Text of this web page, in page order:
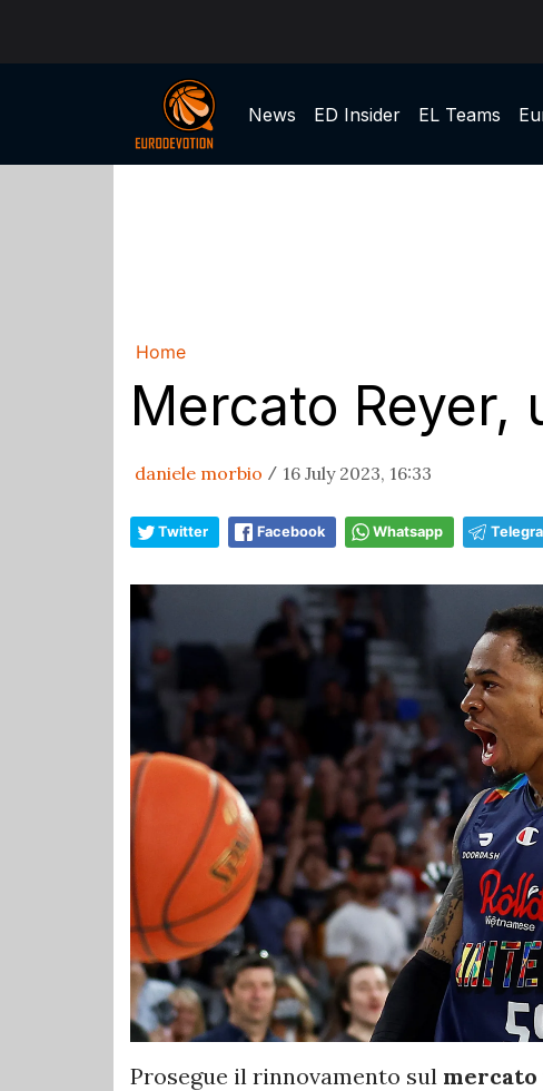
News ED Insider EL Teams
Home
Mercato Reyer,
daniele morbio / 16 July 2023, 16:33
Twitter Facebook Whatsapp
Prosegue il rinnovamento sul mercato